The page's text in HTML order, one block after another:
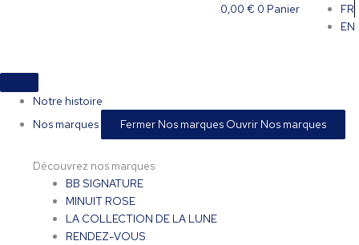
0,00 € 0 Panier
FR
EN
Notre histoire
Nos marques
Fermer Nos marques Ouvrir Nos marques
Découvrez nos marques
BB SIGNATURE
MINUIT ROSE
LA COLLECTION DE LA LUNE
RENDEZ-VOUS
options
peuvent
page